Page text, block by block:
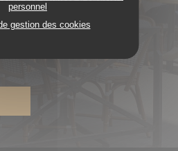
personnel
gestion des cookies